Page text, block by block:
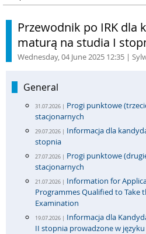
Przewodnik po IRK dla
maturą na studia I
Wednesday, 04 June 2025 12:35 |
General
31.07.2026 | Progi punktowe
stacjonarnych
29.07.2026 | Informacja dla
stopnia
27.07.2026 | Progi punktowe
stacjonarnych
21.07.2026 | Information for
Programmes Qualified to Take
Examination
19.07.2026 | Informacja dla
II stopnia prowadzone w